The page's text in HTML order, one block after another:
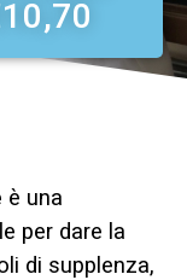
è una
per dare la
di supplenza,